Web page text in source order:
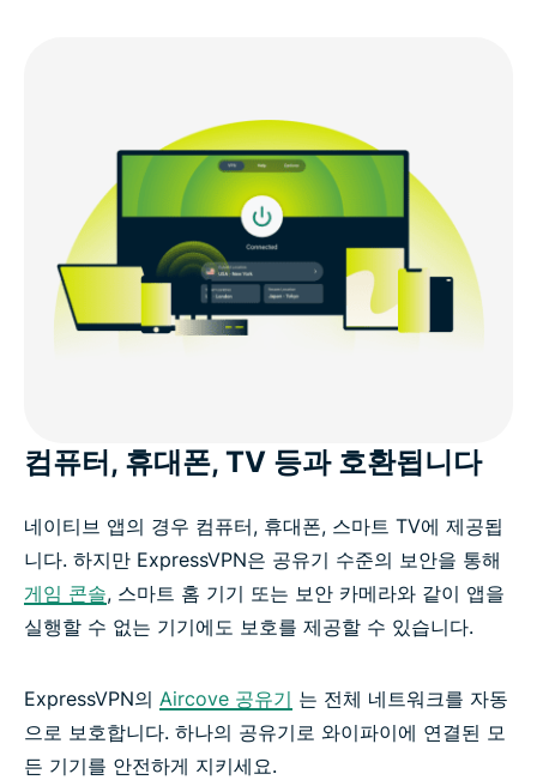
컴퓨터, 휴대폰, TV 등과 호환됩니다
네이티브 앱의 경우 컴퓨터, 휴대폰, 스마트 TV에 제공됩
니다. 하지만 ExpressVPN은 공유기 수준의 보안을 통해
게임 콘솔, 스마트 홈 기기 또는 보안 카메라와 같이 앱을
실행할 수 없는 기기에도 보호를 제공할 수 있습니다.
ExpressVPN의 Aircove 공유기 는 전체 네트워크를 자동
으로 보호합니다. 하나의 공유기로 와이파이에 연결된 모
든 기기를 안전하게 지키세요.